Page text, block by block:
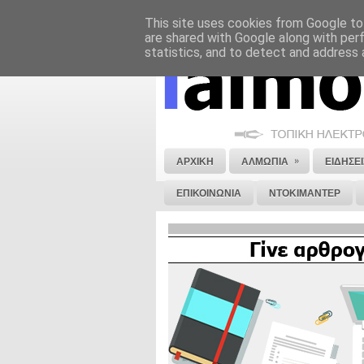
ΝΟΜΙΚΗ ΣΗΜΕΙΩΣΗ ΔΙΑΦΗΜΙΣΗ
ΑΡΧΙΚΗ ΑΛΜΩΠΙΑ »
ΕΠΙΚΟΙΝΩΝΙΑ ΝΤΟΚΙΜΑΝΤΕΡ
This site uses cookies from Google
are shared with Google along with
statistics, and to detect and address